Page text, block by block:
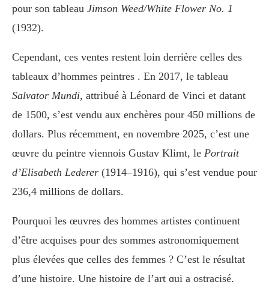
pour son tableau Jimson Weed/White Flower No. 1
(1932).
Cependant, ces ventes restent loin derrière celles des
tableaux d’hommes peintres . En 2017, le tableau
Salvator Mundi, attribué à Léonard de Vinci et datant
de 1500, s’est vendu aux enchères pour 450 millions de
dollars. Plus récemment, en novembre 2025, c’est une
œuvre du peintre viennois Gustav Klimt, le Portrait
d’Elisabeth Lederer (1914–1916), qui s’est vendue pour
236,4 millions de dollars.
Pourquoi les œuvres des hommes artistes continuent
d’être acquises pour des sommes astronomiquement
plus élevées que celles des femmes ? C’est le résultat
d’une histoire. Une histoire de l’art qui a ostracisé,